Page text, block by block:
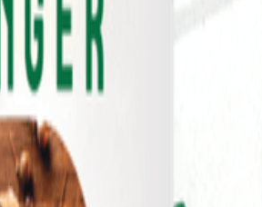
الكرفس)